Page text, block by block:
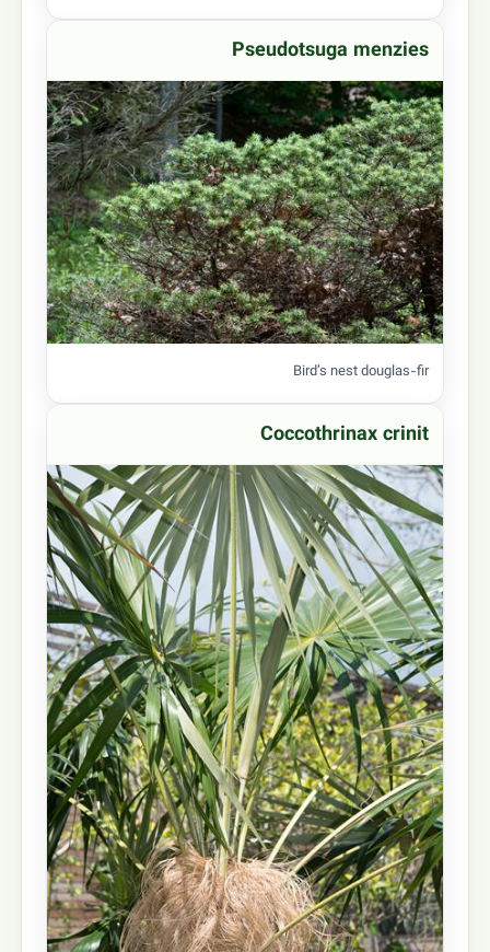
Pseudotsuga menzies
Bird’s nest douglas-fir
Coccothrinax crinit